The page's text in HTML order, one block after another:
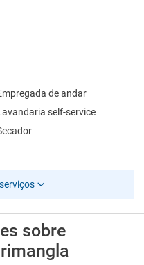
de andar
self-service
sobre